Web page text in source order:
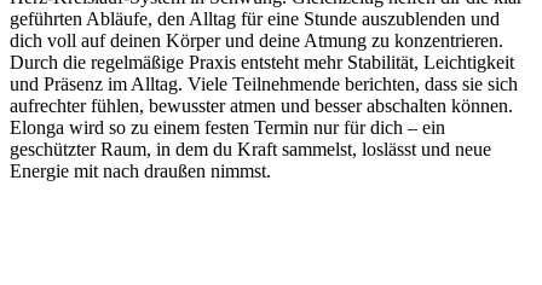
geführten Abläufe, den Alltag für eine Stunde auszublenden und
dich voll auf deinen Körper und deine Atmung zu konzentrieren.
Durch die regelmäßige Praxis entsteht mehr Stabilität, Leichtigkeit
und Präsenz im Alltag. Viele Teilnehmende berichten, dass sie sich
aufrechter fühlen, bewusster atmen und besser abschalten können.
Elonga wird so zu einem festen Termin nur für dich – ein
geschützter Raum, in dem du Kraft sammelst, loslässt und neue
Energie mit nach draußen nimmst.